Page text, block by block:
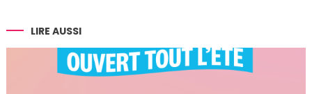
l’article
LIRE AUSSI